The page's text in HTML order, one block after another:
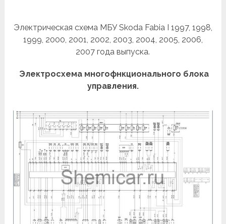
Электрическая схема МБУ Skoda Fabia I 1997, 1998,
1999, 2000, 2001, 2002, 2003, 2004, 2005, 2006,
2007 года выпуска.
Электросхема многофнкционального блока
управления.